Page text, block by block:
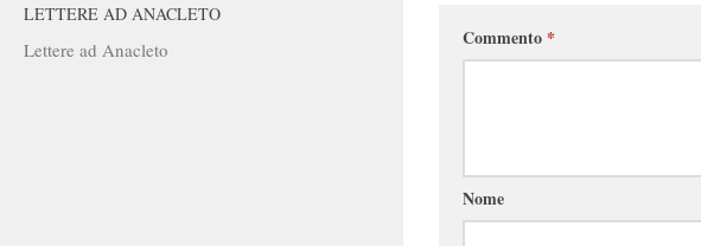
Commento *
Nome
LETTERE AD ANACLETO
Lettere ad Anacleto